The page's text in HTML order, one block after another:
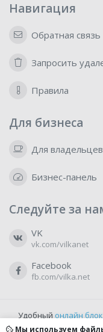
Навигация
Обратная связь
Запросить
Правила
Для бизнеса
Для
Бизнес-панель
Следуйте за
VK
vk.com/vilkanet
Facebook
fb.com/vilka.net
Удобный онлайн
бесплатно
Мы используем